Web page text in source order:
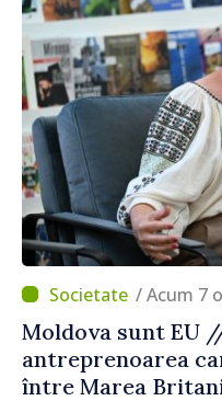
/ Acum 7
Moldova sunt EU
antreprenoarea
între Marea